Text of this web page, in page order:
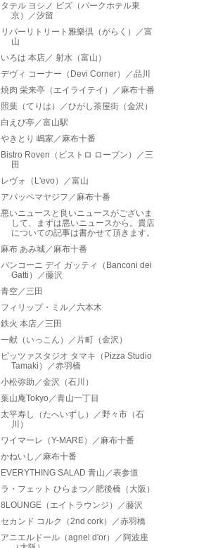
タテル ヨシノ ビズ（パークホテル東
京）／汐留
リバーリトリート雅樂倶（がらく）／富
山
いろは 本店／ 射水（富山）
デヴィ コーナー（Devi Corner）／品川
焼肉 栄来亭（エイライテイ）／麻布十番
照葉（てりは）／ひがし茶屋街（金沢）
白えび亭／富山駅
やきとり 嶋家／麻布十番
Bistro Roven（ビストロ ローブン）／三
田
レヴォ（L'evo）／富山
アパッペマヤジフ／麻布十番
悪いニュースと良いニュースがございま
して、まずは悪いニュースから。貴店
についての記事は書かせて頂きます。
麻布 あみ城／麻布十番
バンコーニ デイ ガッティ（Banconi dei
Gatti）／藤沢
青空／三田
フィリップ・ミル／六本木
鉄火 本店／三田
一献（いっこん）／片町（金沢）
ピッツァスタジオ タマキ（Pizza Studio
Tamaki）／赤羽橋
小松弥助／金沢（石川）
葉山庵Tokyo／青山一丁目
太平寿し（たへいずし）／野々市（石
川）
ワイマーレ（Y-MARE）／麻布十番
かねいし／麻布十番
EVERYTHING SALAD 青山／表参道
ラ・フェット ひらまつ／肥後橋（大阪）
8LOUNGE（エイトラウンジ）／藤沢
セカンド コルク（2nd cork）／赤羽橋
アニエルドール（agnel d'or）／阿波座